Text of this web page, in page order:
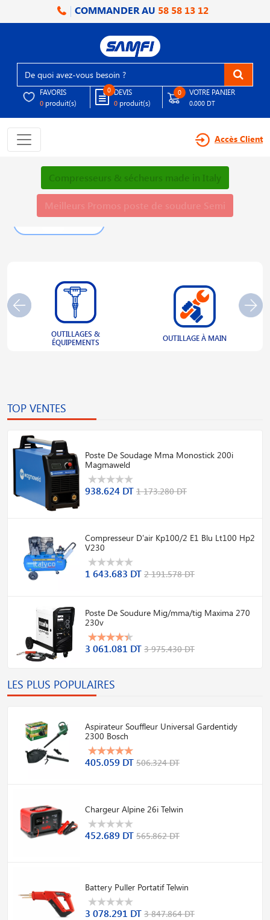
COMMANDER AU 58 58 13 12
FAVORIS
0 produit(s)
0 DEVIS
0 produit(s)
0 VOTRE PANIER
0.000 DT
Accès Client
Compresseurs & sécheurs made in Italy
Meilleurs Promos poste de soudure Semi
OUTILLAGES &
ÉQUIPEMENTS
OUTILLAGE À MAIN
TOP VENTES
Poste De Soudage Mma Monostick 200i
Magmaweld
938.624 DT 1 173.280 DT
Compresseur D'air Kp100/2 E1 Blu Lt100 Hp2
V230
1 643.683 DT 2 191.578 DT
Poste De Soudure Mig/mma/tig Maxima 270
230v
3 061.081 DT 3 975.430 DT
LES PLUS POPULAIRES
Aspirateur Souffleur Universal Gardentidy
2300 Bosch
405.059 DT 506.324 DT
Chargeur Alpine 26i Telwin
452.689 DT 565.862 DT
Battery Puller Portatif Telwin
3 078.291 DT 3 847.864 DT